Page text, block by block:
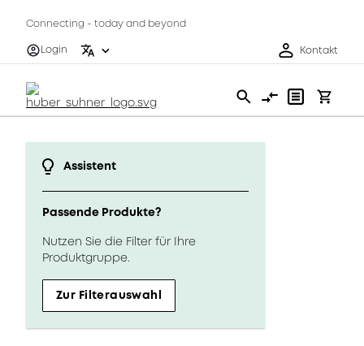
Connecting - today and beyond
Login
Kontakt
Assistent
Passende Produkte?
Nutzen Sie die Filter für Ihre
Produktgruppe.
Zur Filterauswahl